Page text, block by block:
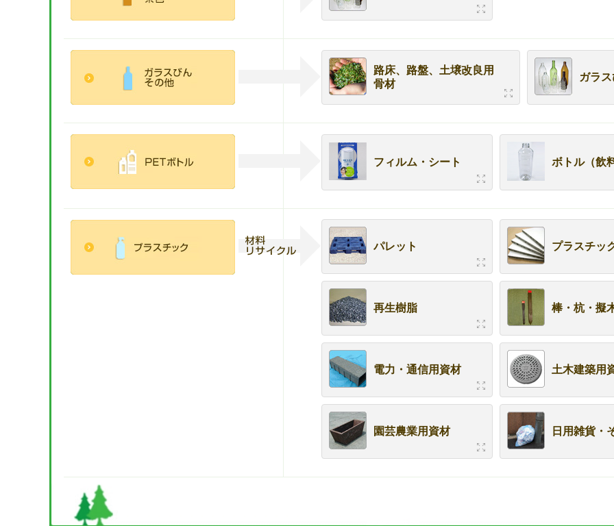
路床、路盤、土壌改良用
骨材
ガラ
フィルム・シート ボトル（飲
パレット プラスチッ
再生樹脂 棒・杭・擬
電力・通信用資材 土木建築用
園芸農業用資材 日用雑貨・